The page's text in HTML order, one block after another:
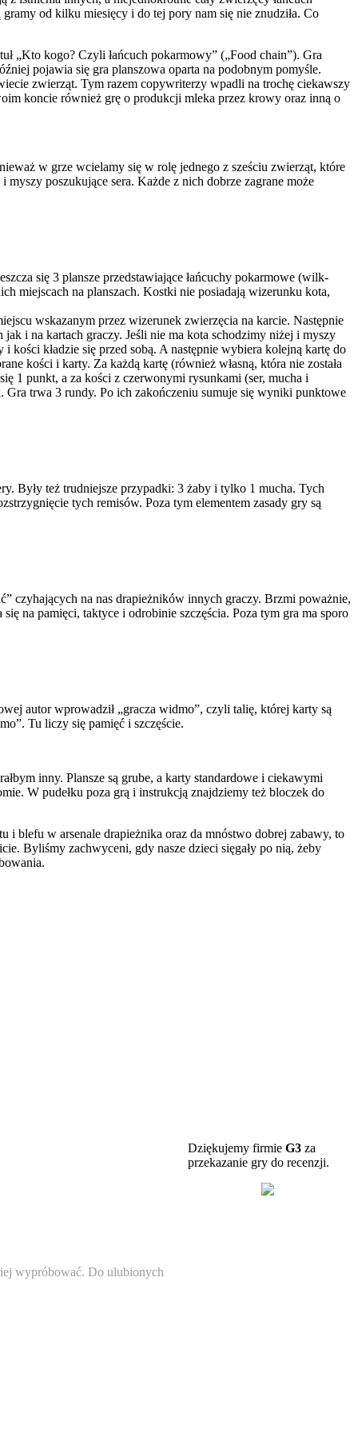
od kilku miesięcy i do tej pory nam się nie znudziła. Co
„Kto kogo? Czyli łańcuch pokarmowy” („Food chain”). Gra
pojawia się gra planszowa oparta na podobnym pomyśle.
zwierząt. Tym razem copywriterzy wpadli na trochę ciekawszy
koncie również grę o produkcji mleka przez krowy oraz inną o
w grze wcielamy się w rolę jednego z sześciu zwierząt, które
poszukujące sera. Każde z nich dobrze zagrane może
się 3 plansze przedstawiające łańcuchy pokarmowe (wilk-
miejscach na planszach. Kostki nie posiadają wizerunku kota,
wskazanym przez wizerunek zwierzęcia na karcie. Następnie
i na kartach graczy. Jeśli nie ma kota schodzimy niżej i myszy
kości kładzie się przed sobą. A następnie wybiera kolejną kartę do
kości i karty. Za każdą kartę (również własną, która nie została
1 punkt, a za kości z czerwonymi rysunkami (ser, mucha i
Gra trwa 3 rundy. Po ich zakończeniu sumuje się wyniki punktowe
Były też trudniejsze przypadki: 3 żaby i tylko 1 mucha. Tych
tych remisów. Poza tym elementem zasady gry są
czyhających na nas drapieżników innych graczy. Brzmi poważnie,
na pamięci, taktyce i odrobinie szczęścia. Poza tym gra ma sporo
autor wprowadził „gracza widmo”, czyli talię, której karty są
Tu liczy się pamięć i szczęście.
inny. Plansze są grube, a karty standardowe i ciekawymi
W pudełku poza grą i instrukcją znajdziemy też bloczek do
i blefu w arsenale drapieżnika oraz da mnóstwo dobrej zabawy, to
Byliśmy zachwyceni, gdy nasze dzieci sięgały po nią, żeby
Dziękujemy firmie G3 za
przekazanie gry do recenzji.
wypróbować. Do ulubionych